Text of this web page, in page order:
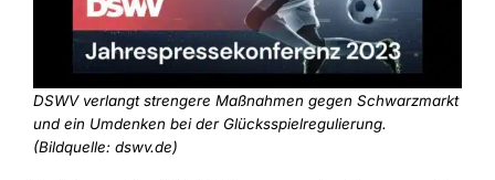
DSWV verlangt strengere Maßnahmen gegen Schwarzmarkt
und ein Umdenken bei der Glücksspielregulierung.
(Bildquelle: dswv.de)